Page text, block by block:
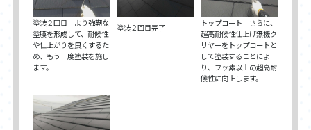
塗装２回目 より強靭な
塗膜を形成して、耐候性
や仕上がりを良くするた
め、もう一度塗装を施し
ます。
塗装２回目完了
トップコート さらに、
超高耐候性仕上げ無機ク
リヤーをトップコートと
して塗装することによ
り、フッ素以上の超高耐
候性に向上します。